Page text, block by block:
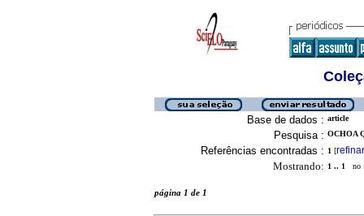
Base de dados : article
Pesquisa : OCHOA
Referências encontradas : 1 [refinar
Mostrando: 1 .. 1 no
página 1 de 1